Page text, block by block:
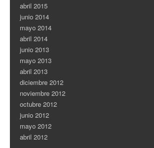
abril 2015
junio 2014
mayo 2014
abril 2014
junio 2013
mayo 2013
abril 2013
diciembre 2012
noviembre 2012
octubre 2012
junio 2012
mayo 2012
abril 2012